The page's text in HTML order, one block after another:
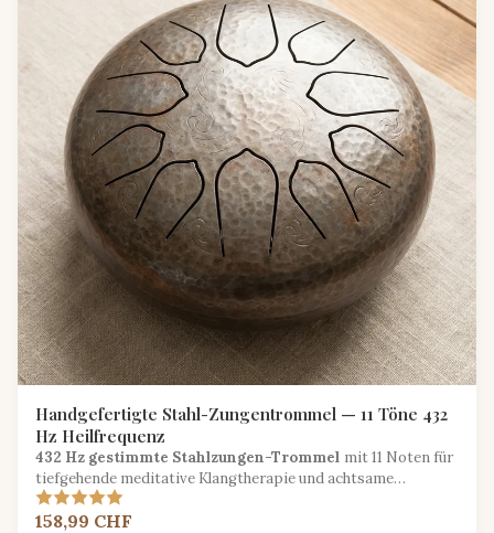
Handgefertigte Stahl-Zungentrommel — 11 Töne 432
Hz Heilfrequenz
432 Hz gestimmte Stahlzungen-Trommel mit 11 Noten für
tiefgehende meditative Klangtherapie und achtsame
Entspannung.
158,99 CHF